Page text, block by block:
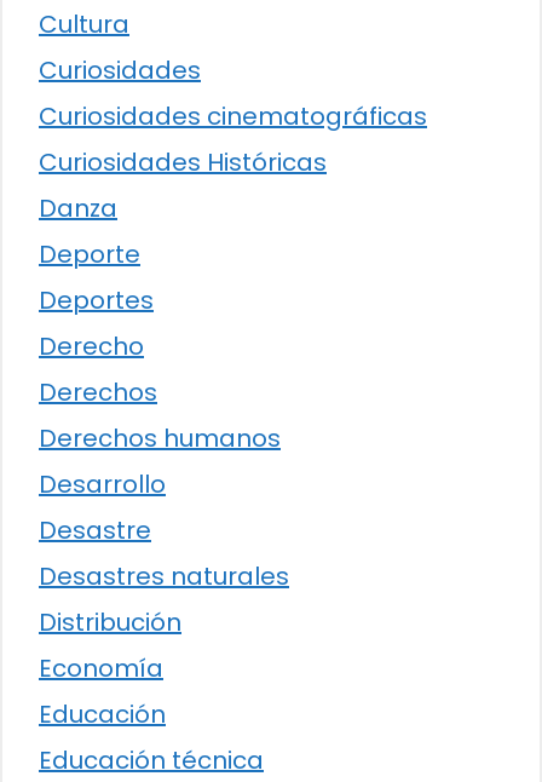
Cultura
Curiosidades
Curiosidades cinematográficas
Curiosidades Históricas
Danza
Deporte
Deportes
Derecho
Derechos
Derechos humanos
Desarrollo
Desastre
Desastres naturales
Distribución
Economía
Educación
Educación técnica